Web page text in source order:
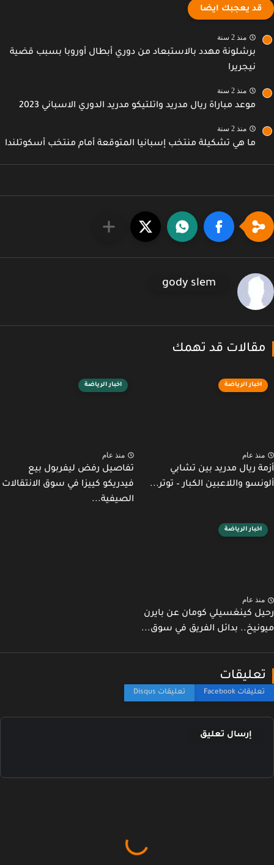
قد يعجبك ايضا
منذ 2 سنة
برشلونة مهدد بالاستبعاد من دوري أبطال أوروبا بسبب قضية
نيجريرا
منذ 2 سنة
موعد مباراة ريال مدريد واتلتيكو مدريد الدوري الاسباني 2023
منذ 2 سنة
ما هي تشكيلة منتخب إسبانيا المتوقعة أمام منتخب أسكوتلندا
gody slem
قد تهمك
اخبار الرياضة
عام
ريال مدريد بين تشابي
واللاعبين الكبار – توتر...
اخبار الرياضة
منذ عام
تفاصيل رفض ليفربول بيع
فيدريكو كييزا في سوق الانتقالات
الصيفية...
اخبار الرياضة
عام
كينغسيلي كومان عن بايرن
بدائل الفريق في سوق...
إرسال تعليق